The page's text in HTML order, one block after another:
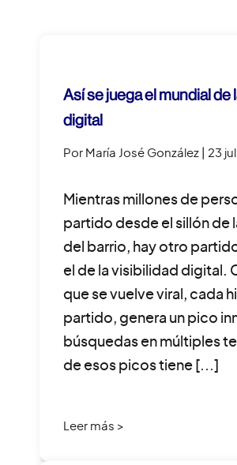
Así se juega el mundial de
digital
Por María José González | 23
Mientras millones de
partido desde el sillón de
del barrio, hay otro
el de la visibilidad digital.
que se vuelve viral, cada
partido, genera un pico
búsquedas en múltiples
de esos picos tiene […]
Leer más >